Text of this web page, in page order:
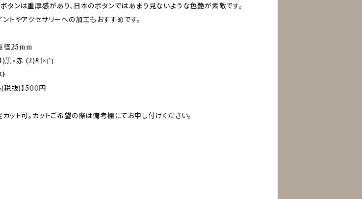
タンは重厚感があり、日本のボタンではあまり見ないような色艶が素敵です。
トやアクセサリーへの加工もおすすめです。
径25mm
(1)黒×赤 (2)紺×白
ﾄ
(税抜)】500円
ット可。カットご希望の際は備考欄にてお申し付けください。